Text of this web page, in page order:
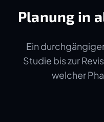
Planung in
Ein
Studie bis zur
welcher